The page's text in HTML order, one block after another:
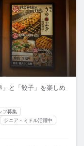
と「餃子」を楽しめ
フ募集
シニア・ミドル活躍中